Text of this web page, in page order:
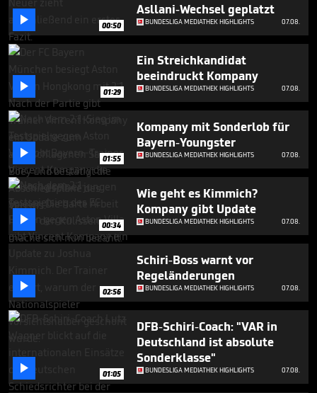
 00:50
Asllani-Wechsel geplatzt
BUNDESLIGA MEDIATHEK HIGHLIGHTS 07.08.
 01:29
Ein Streichkandidat
beeindruckt Kompany
BUNDESLIGA MEDIATHEK HIGHLIGHTS 07.08.
 01:55
Kompany mit Sonderlob für
Bayern-Youngster
BUNDESLIGA MEDIATHEK HIGHLIGHTS 07.08.
 00:34
Wie geht es Kimmich?
Kompany gibt Update
BUNDESLIGA MEDIATHEK HIGHLIGHTS 07.08.
 02:56
Schiri-Boss warnt vor
Regeländerungen
BUNDESLIGA MEDIATHEK HIGHLIGHTS 07.08.
 01:05
DFB-Schiri-Coach: "VAR in
Deutschland ist absolute
Sonderklasse"
BUNDESLIGA MEDIATHEK HIGHLIGHTS 07.08.